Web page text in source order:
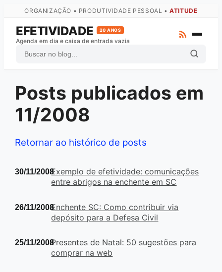
ORGANIZAÇÃO • PRODUTIVIDADE PESSOAL •ATITUDE
EFETIVIDADE 20 ANOS
Agenda em dia e caixa de entrada vazia
ZTD
GTD
Atas
Arquivo Completo
Posts publicados em
11/2008
Retornar ao histórico de posts
Exemplo de efetividade: comunicações
entre abrigos na enchente em SC
30/11/2008
Enchente SC: Como contribuir via
depósito para a Defesa Civil
26/11/2008
Presentes de Natal: 50 sugestões para
comprar na web
25/11/2008